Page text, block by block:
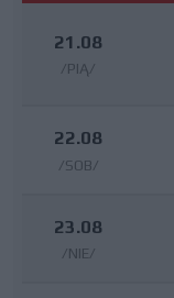
21.08
/PIĄ/
22.08
/SOB/
23.08
/NIE/